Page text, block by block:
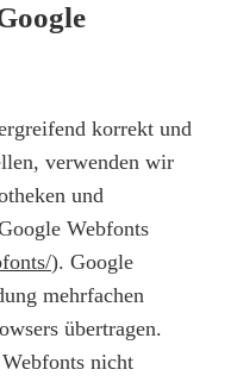
korrekt und
verwenden wir
und
Webfonts
). Google
mehrfachen
übertragen.
nicht